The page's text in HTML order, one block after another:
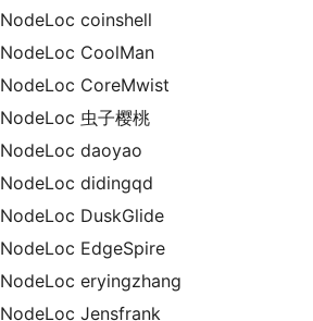
NodeLoc coinshell
NodeLoc CoolMan
NodeLoc CoreMwist
NodeLoc 虫子樱桃
NodeLoc daoyao
NodeLoc didingqd
NodeLoc DuskGlide
NodeLoc EdgeSpire
NodeLoc eryingzhang
NodeLoc Jensfrank